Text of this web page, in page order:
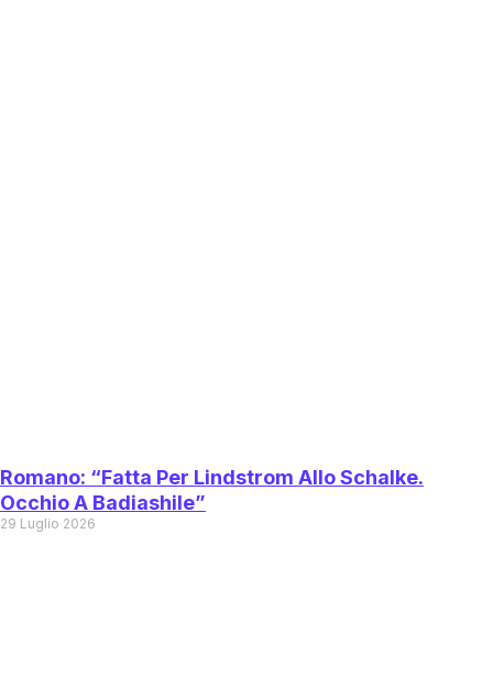
Romano: “Fatta Per Lindstrom Allo Schalke.
Occhio A Badiashile”
29 Luglio 2026